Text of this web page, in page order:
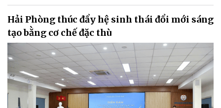
Hải Phòng thúc đẩy hệ sinh thái đổi mới sáng
tạo bằng cơ chế đặc thù